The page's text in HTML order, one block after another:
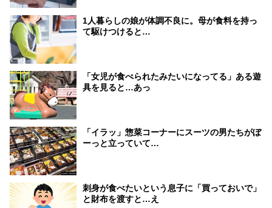
1人暮らしの娘が体調不良に。母が食料を持っ
て駆けつけると…
「女児が食べられたみたいになってる」ある遊
具を見ると…あっ
「イラッ」惣菜コーナーにスーツの男たちがぼ
ーっと立っていて…
刺身が食べたいという息子に「買っておいで」
と財布を渡すと…え